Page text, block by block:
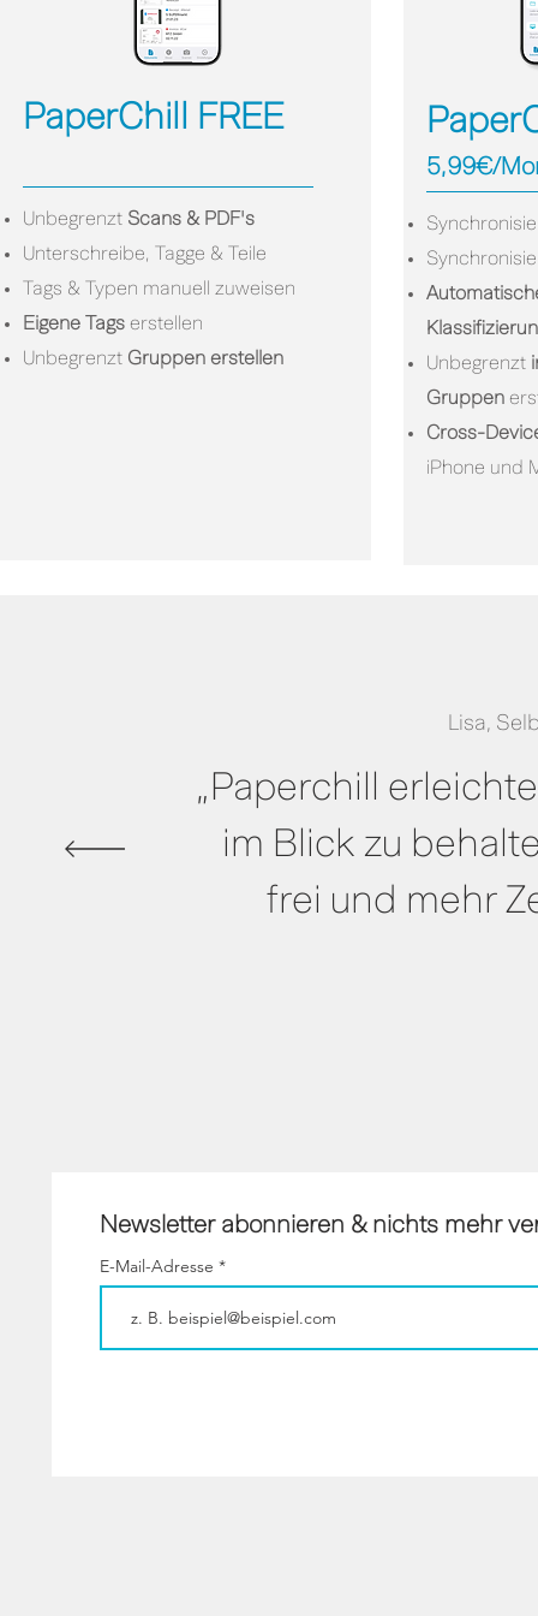
PaperChill FREE
Unbegrenzt Scans & PDF's
Unterschreibe, Tagge & Teile
Tags & Typen manuell zuweisen
Eigene Tags erstellen
Unbegrenzt Gruppen erstellen
5,99€/
Unbegrenzt
Gruppen
Cross-
iPhone und
Lisa,
„Paperchill
im Blick zu
frei und mehr
Newsletter abonnieren & nichts mehr
E-Mail-Adresse